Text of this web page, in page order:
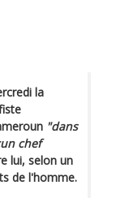
la
"dans
chef
lui, selon un
de l'homme.